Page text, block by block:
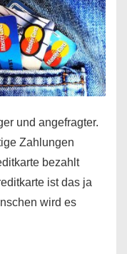
und angefragter.
Zahlungen
bezahlt
ist das ja
wird es